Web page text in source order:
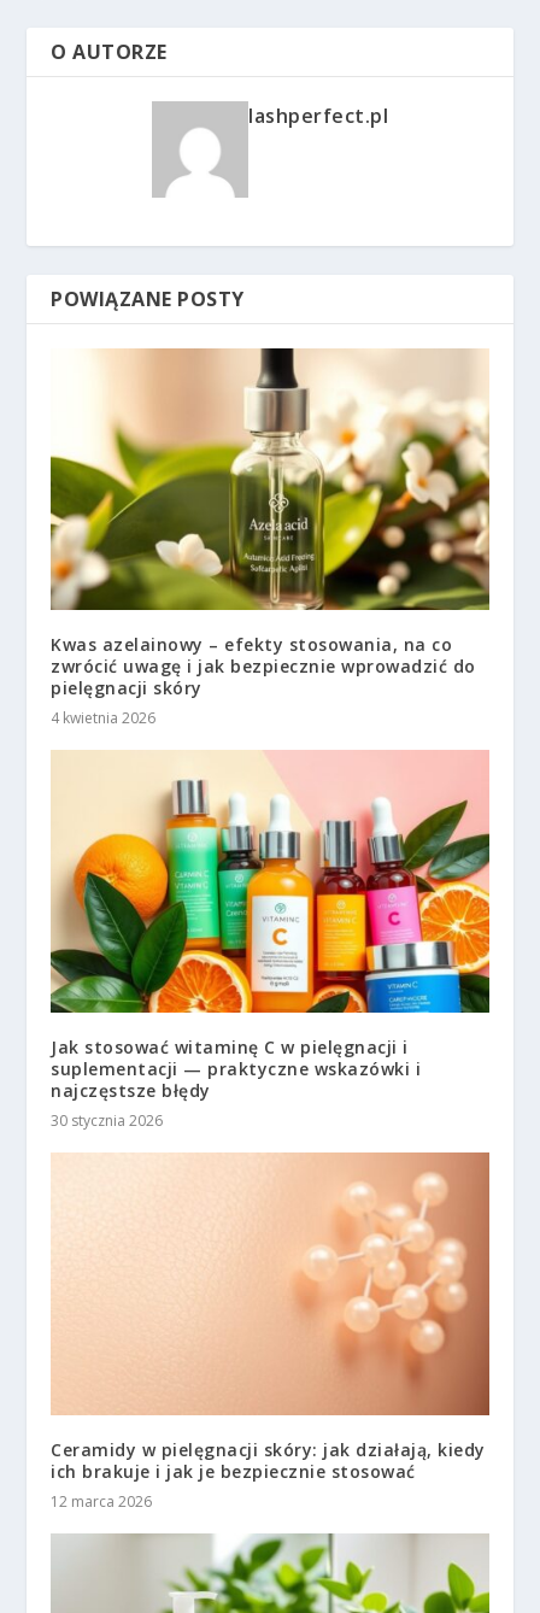
O AUTORZE
lashperfect.pl
POWIĄZANE POSTY
Kwas azelainowy – efekty stosowania, na co
zwrócić uwagę i jak bezpiecznie wprowadzić do
pielęgnacji skóry
4 kwietnia 2026
Jak stosować witaminę C w pielęgnacji i
suplementacji — praktyczne wskazówki i
najczęstsze błędy
30 stycznia 2026
Ceramidy w pielęgnacji skóry: jak działają, kiedy
ich brakuje i jak je bezpiecznie stosować
12 marca 2026